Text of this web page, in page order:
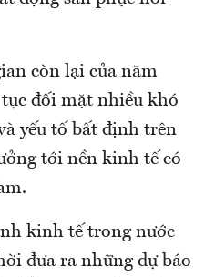
còn lại của năm
đối mặt nhiều khó
yếu tố bất định trên
tới nền kinh tế có
kinh tế trong nước
đưa ra những dự báo